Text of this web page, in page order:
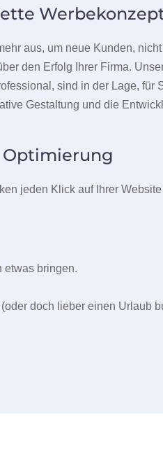
aus, um neue Kunden,
den Erfolg Ihrer Firma.
sind in der Lage, für
Gestaltung und die
Optimierung
jeden Klick auf Ihrer
etwas bringen.
doch lieber einen Urlaub